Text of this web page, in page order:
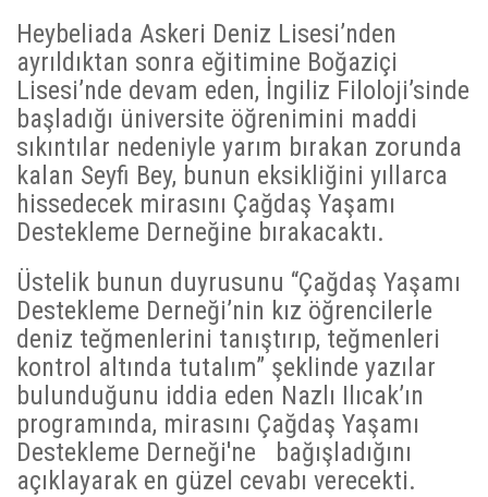
Heybeliada Askeri Deniz Lisesi’nden
ayrıldıktan sonra eğitimine Boğaziçi
Lisesi’nde devam eden, İngiliz Filoloji’sinde
başladığı üniversite öğrenimini maddi
sıkıntılar nedeniyle yarım bırakan zorunda
kalan Seyfi Bey, bunun eksikliğini yıllarca
hissedecek mirasını Çağdaş Yaşamı
Destekleme Derneğine bırakacaktı.
Üstelik bunun duyrusunu “Çağdaş Yaşamı
Destekleme Derneği’nin kız öğrencilerle
deniz teğmenlerini tanıştırıp, teğmenleri
kontrol altında tutalım” şeklinde yazılar
bulunduğunu iddia eden Nazlı Ilıcak’ın
programında, mirasını Çağdaş Yaşamı
Destekleme Derneği'ne bağışladığını
açıklayarak en güzel cevabı verecekti.